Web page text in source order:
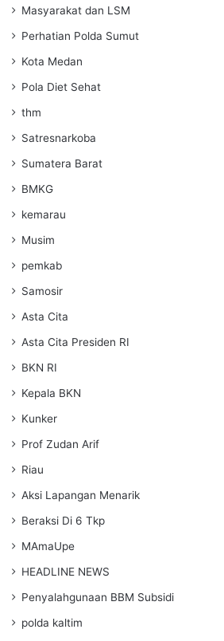
Masyarakat dan LSM
Perhatian Polda Sumut
Kota Medan
Pola Diet Sehat
thm
Satresnarkoba
Sumatera Barat
BMKG
kemarau
Musim
pemkab
Samosir
Asta Cita
Asta Cita Presiden RI
BKN RI
Kepala BKN
Kunker
Prof Zudan Arif
Riau
Aksi Lapangan Menarik
Beraksi Di 6 Tkp
MAmaUpe
HEADLINE NEWS
Penyalahgunaan BBM Subsidi
polda kaltim